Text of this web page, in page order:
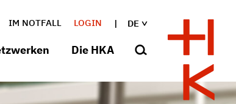
DE
IM NOTFALL LOGIN
Die HKA